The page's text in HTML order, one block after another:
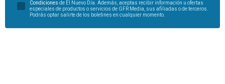
Condiciones de El Nuevo Día. Además, aceptas recibir información u ofertas
especiales de productos o servicios de GFR Media, sus afiliadas o de terceros.
Podrás optar salirte de los boletines en cualquier momento.